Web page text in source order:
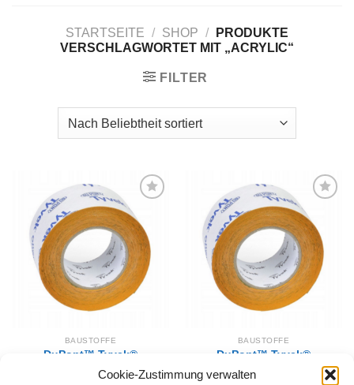
Cookie-Zustimmung verwalten
STARTSEITE / SHOP /
PRODUKTE
VERSCHLAGWORTET MIT „ACRYLIC“
FILTER
Zur
Wunschliste
hinzufügen
BAUSTOFFE
DuPont™ Tyvek®
Acrylklebeband 50mm x
25m
Zur
Wunschliste
hinzufügen
BAUSTOFFE
DuPont™ Tyvek®
Acrylklebeband 75 mm x
25 m